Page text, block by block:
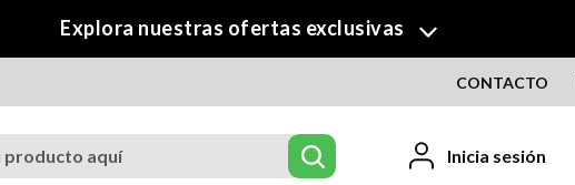
¡Descubre nuestra colección de Crafty!
CONTACTO
aquí
Inicia sesión